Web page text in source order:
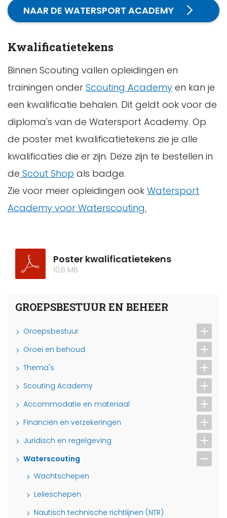
NAAR DE WATERSPORT ACADEMY
Kwalificatietekens
Binnen Scouting vallen opleidingen en
trainingen onder Scouting Academy en kan je
een kwalificatie behalen. Dit geldt ook voor de
diploma's van de Watersport Academy. Op
de poster met kwalificatietekens zie je alle
kwalificaties die er zijn. Deze zijn te bestellen in
de Scout Shop als badge.
Zie voor meer opleidingen ook Watersport
Academy voor Waterscouting.
Poster kwalificatietekens
10,6 MB
GROEPSBESTUUR EN BEHEER
Groepsbestuur
Groei en behoud
Thema's
Scouting Academy
Accommodatie en materiaal
Financiën en verzekeringen
Juridisch en regelgeving
Waterscouting
Wachtschepen
Lelieschepen
Nautisch technische richtlijnen (NTR)